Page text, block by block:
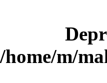
/home/m/